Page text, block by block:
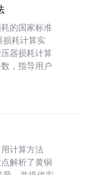
的国家标准
损耗计算实
器损耗计算
，指导用户
计算方法
解析了黄铜